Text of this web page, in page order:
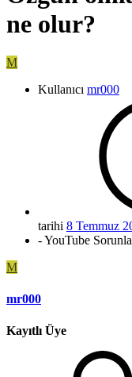
ne olur?
M
Kullanıcı mr000
tarihi 8 Temmuz
- YouTube
M
mr000
Kayıtlı Üye